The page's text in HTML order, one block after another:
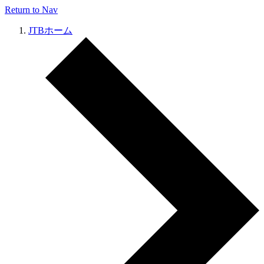
Return to Nav
JTBホーム